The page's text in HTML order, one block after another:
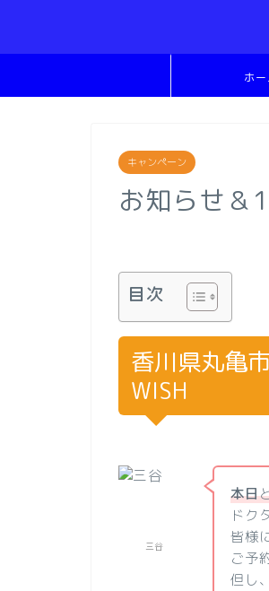
ホ
キャンペーン
お知らせ＆
目次
香川県丸亀
WISH
三谷
本日
ドク
皆様
ご予
但し